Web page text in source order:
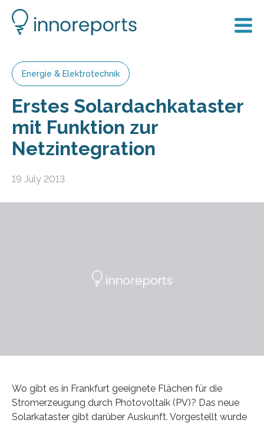
Energie & Elektrotechnik
Erstes Solardachkataster
mit Funktion zur
Netzintegration
19 July 2013
Wo gibt es in Frankfurt geeignete Flächen für die
Stromerzeugung durch Photovoltaik (PV)? Das neue
Solarkataster gibt darüber Auskunft. Vorgestellt wurde